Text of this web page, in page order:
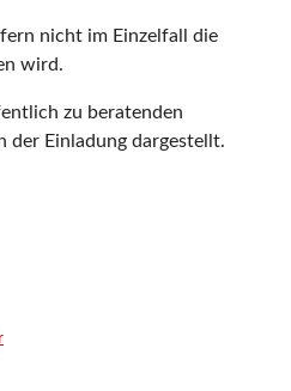
nicht im Einzelfall die
wird.
zu beratenden
der Einladung dargestellt.